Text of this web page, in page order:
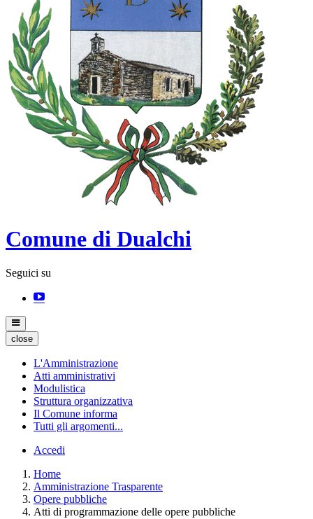
Comune di Dualchi
Seguici su
close
L'Amministrazione
Atti amministrativi
Modulistica
Struttura organizzativa
Il Comune informa
Tutti gli argomenti...
Accedi
Home
Amministrazione Trasparente
Opere pubbliche
Atti di programmazione delle opere pubbliche